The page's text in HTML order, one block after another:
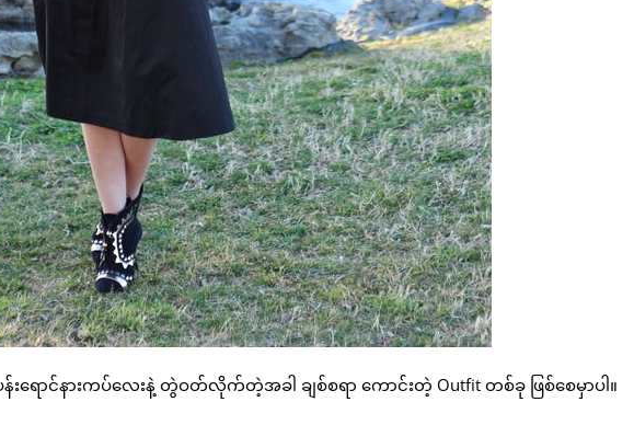
ရောင်နားကပ်လေးနဲ့ တွဲဝတ်လိုက်တဲ့အခါ ချစ်စရာ ကောင်းတဲ့ Outfit တစ်ခု ဖြစ်စေမှာပါ။